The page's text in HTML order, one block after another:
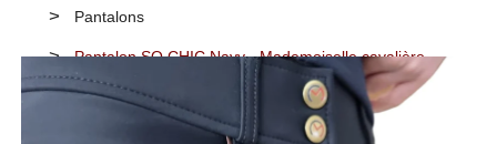
Pantalons
Pantalon SO CHIC Navy - Mademoiselle cavalière